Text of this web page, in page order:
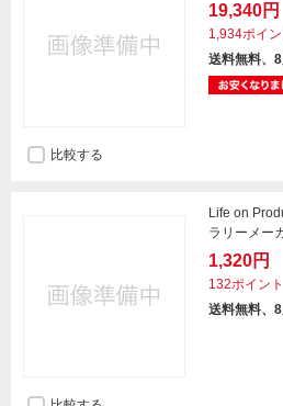
19,340円
1,934ポイン
送料無料、8
比較する
Life on
ラリーメー
1,320円
132ポイント
送料無料、8